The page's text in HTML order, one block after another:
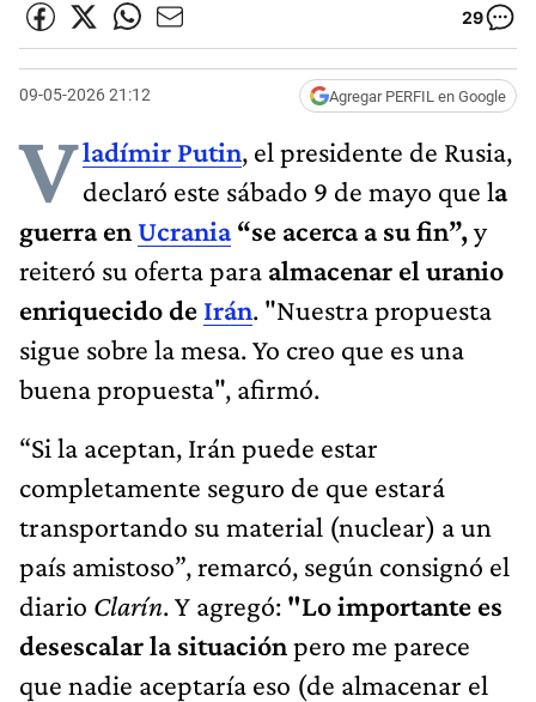
29
09-05-2026 21:12 Agregar PERFIL en Google
Vladímir Putin, el presidente de Rusia,
declaró este sábado 9 de mayo que la
guerra enUcrania“se acerca a su fin”,y
reiteró su oferta para almacenar el uranio
enriquecido de Irán. "Nuestra propuesta
sigue sobre la mesa. Yo creo que es una
buena propuesta", afirmó.
“Si la aceptan, Irán puede estar
completamente seguro de que estará
transportando su material (nuclear) a un
país amistoso”, remarcó, según consignó el
diario Clarín. Y agregó: "Lo importante es
desescalar la situaciónpero me parece
que nadie aceptaría eso (de almacenar el